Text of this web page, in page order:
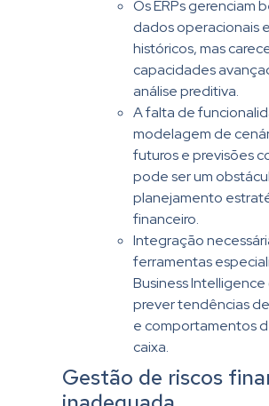
Os ERPs gerenciam
dados operacionais e
históricos, mas
capacidades
análise preditiva.
A falta de
modelagem de
futuros e previsões
pode ser um
planejamento
financeiro.
Integração
ferramentas
Business Intelligence
prever tendências
e comportamentos
caixa.
Gestão de riscos